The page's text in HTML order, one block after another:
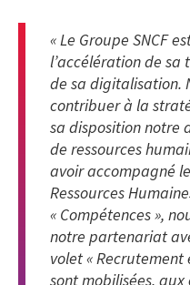
« Le Groupe SNCF
l’accélération de
de sa digitalisation.
contribuer à la
sa disposition notre
de ressources
avoir accompagné
Ressources
« Compétences »,
notre partenariat
volet « Recrutement
sont mobilisées, aux